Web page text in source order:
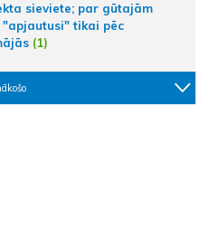
sieviete; par gūtajām
tikai pēc
(1)